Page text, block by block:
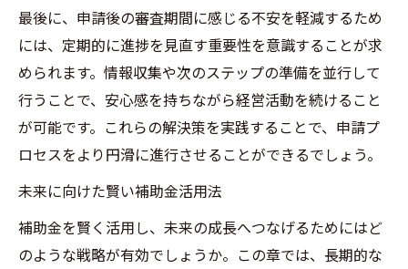
最後に、申請後の審査期間に感じる不安を軽減するため
には、定期的に進捗を見直す重要性を意識することが求
められます。情報収集や次のステップの準備を並行して
行うことで、安心感を持ちながら経営活動を続けること
が可能です。これらの解決策を実践することで、申請プ
ロセスをより円滑に進行させることができるでしょう。
未来に向けた賢い補助金活用法
補助金を賢く活用し、未来の成長へつなげるためにはど
のような戦略が有効でしょうか。この章では、長期的な